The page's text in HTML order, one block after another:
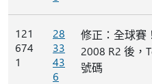
121
674
1
28
33
43
6
修正：全球賽
2008 R2 後，
號碼